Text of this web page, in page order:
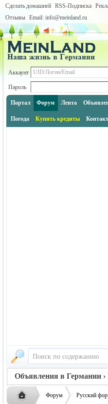
Сделать домашней RSS-Подписка
Отзывы Email: info@meinland.ru
Аккаунт
Пароль
Портал Форум Лента
Погода Купить кредиты Контакт
Объявления в Германии
Форум Русский